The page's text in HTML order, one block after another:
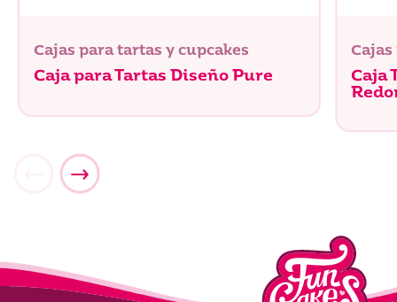
Cajas para tartas y cupcakes
Caja para Tartas Diseño Pure
Cajas
Caja